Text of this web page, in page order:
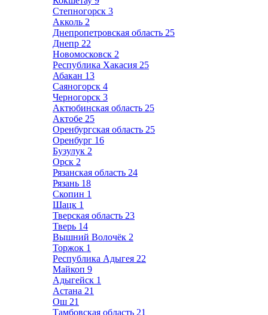
Степногорск 3
Акколь 2
Днепропетровская область 25
Днепр 22
Новомосковск 2
Республика Хакасия 25
Абакан 13
Саяногорск 4
Черногорск 3
Актюбинская область 25
Актобе 25
Оренбургская область 25
Оренбург 16
Бузулук 2
Орск 2
Рязанская область 24
Рязань 18
Скопин 1
Шацк 1
Тверская область 23
Тверь 14
Вышний Волочёк 2
Торжок 1
Республика Адыгея 22
Майкоп 9
Адыгейск 1
Астана 21
Ош 21
Тамбовская область 21